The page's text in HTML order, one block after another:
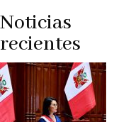
Noticias
recientes